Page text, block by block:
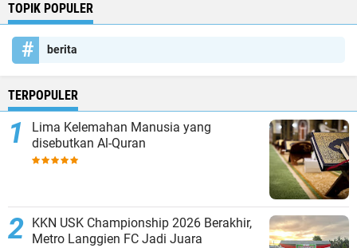
TOPIK POPULER
berita
TERPOPULER
Lima Kelemahan Manusia yang
disebutkan Al-Quran
KKN USK Championship 2026 Berakhir,
Metro Langgien FC Jadi Juara